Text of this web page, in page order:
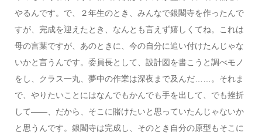
やるんです。で、２年生のとき、みんなで銀閣寺を作ったんで
すが、完成を迎えたとき、なんとも言えず嬉しくてね。これは
母の言葉ですが、あのときに、今の自分に追い付けたんじゃな
いかと言うんです。委員長として、設計図を書こうと調べモノ
をし、クラス一丸、夢中の作業は深夜まで及んだ……。それま
で、やりたいことにはなんでもかんでも手を出して、でも挫折
して――、だから、そこに賭けたいと思っていたんじゃないか
と思うんです。銀閣寺は完成し、そのとき自分の原型もそこに